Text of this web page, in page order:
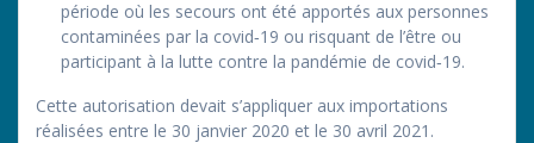
période où les secours ont été apportés aux personnes
contaminées par la covid‐19 ou risquant de l’être ou
participant à la lutte contre la pandémie de covid‐19.
Cette autorisation devait s’appliquer aux importations
réalisées entre le 30 janvier 2020 et le 30 avril 2021.